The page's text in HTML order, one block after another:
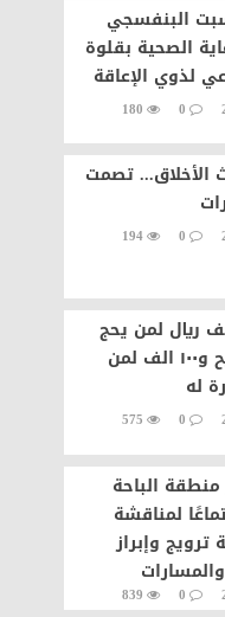
البنفسجي
الصحية بقلوة
لذوي الإعاقة
0
180
الأخلاق... تصمت
0
194
٢٠الف ريال لمن يحج
دون تصريح و١٠٠ الف لمن
له
0
575
الباحة
لمناقشة
ترويج وإبراز
في المنطقة
0
839